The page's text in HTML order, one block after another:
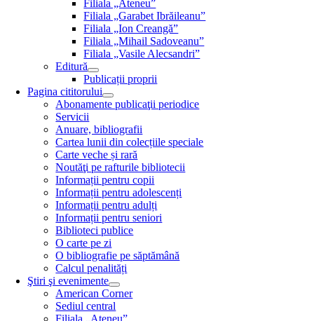
Filiala „Ateneu”
Filiala „Garabet Ibrăileanu”
Filiala „Ion Creangă”
Filiala „Mihail Sadoveanu”
Filiala „Vasile Alecsandri”
Editură
Publicații proprii
Pagina cititorului
Abonamente publicaţii periodice
Servicii
Anuare, bibliografii
Cartea lunii din colecțiile speciale
Carte veche și rară
Noutăţi pe rafturile bibliotecii
Informații pentru copii
Informații pentru adolescenți
Informații pentru adulți
Informații pentru seniori
Biblioteci publice
O carte pe zi
O bibliografie pe săptămână
Calcul penalități
Ştiri şi evenimente
American Corner
Sediul central
Filiala „Ateneu”